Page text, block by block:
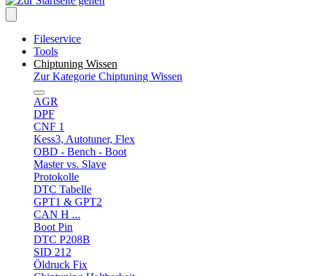
Fileservice
Tools
Chiptuning Wissen
Zur Kategorie Chiptuning Wissen
AGR
DPF
CNF 1
Kess3, Autotuner, Flex
OBD - Bench - Boot
Master vs. Slave
Protokolle
DTC Tabelle
GPT1 & GPT2
CAN H ...
Boot Pin
DTC P208B
SID 212
Öldruck Fix